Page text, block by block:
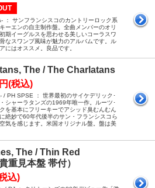
： サンフランシスコのカントリーロック系
ーエンの自主制作盤。全曲メンバーのオリ
期イーグルスを思わせる美しいコーラスワ
なスワンプ風味が魅力のアルバムです。ル
にはオススメ。良品です。
The / The Charlatans
(税込)
/ PH SPSE ： 世界最初のサイケデリック･
シャーラタンズの1969年唯一作。ルーツ･
を基本にフリーキーでアシッド臭むんむん
絶妙で60年代後半のサン・フランシスコら
気を感じます。米国オリジナル盤。盤は美
The / Thin Red
重見本盤 帯付）
込)